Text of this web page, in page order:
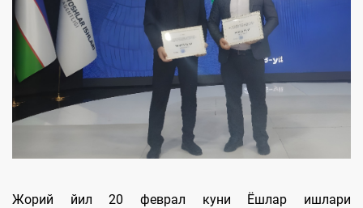
Жорий йил 20 феврал куни Ёшлар ишлари